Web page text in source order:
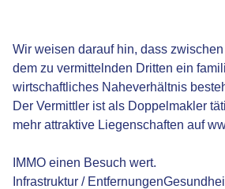
Wir weisen darauf hin, dass
dem zu vermittelnden Dritten ein
wirtschaftliches Naheverhältnis
Der Vermittler ist als Doppelmakler
mehr attraktive Liegenschaften auf
IMMO einen Besuch wert.
Infrastruktur /